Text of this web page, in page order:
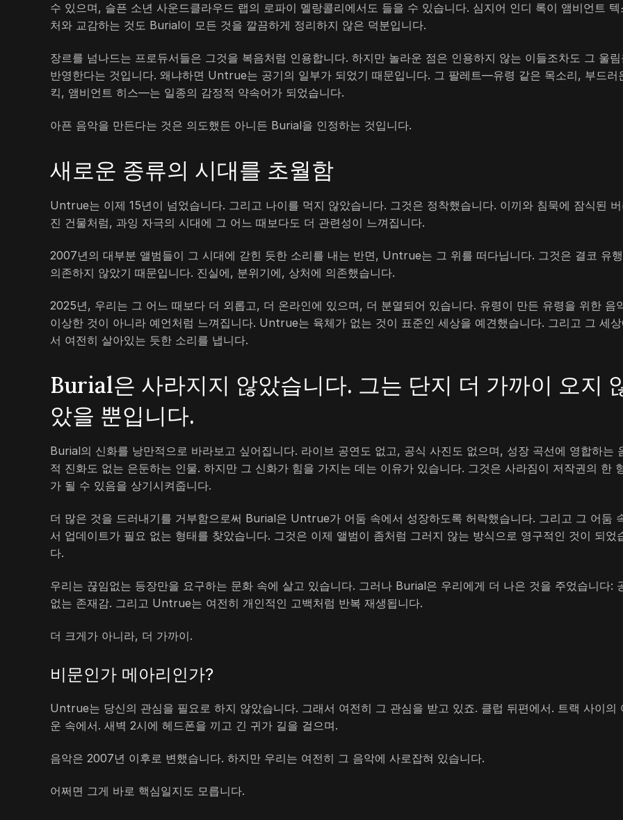
수 있으며, 슬픈 소년 사운드클라우드 랩의 로파이 멜랑콜리에서도 들을 수 있습니다. 심지어 인디 록이 앰비언트 텍
처와 교감하는 것도 Burial이 모든 것을 깔끔하게 정리하지 않은 덕분입니다.
장르를 넘나드는 프로듀서들은 그것을 복음처럼 인용합니다. 하지만 놀라운 점은 인용하지 않는 이들조차도 그 울림
반영한다는 것입니다. 왜냐하면 Untrue는 공기의 일부가 되었기 때문입니다. 그 팔레트—유령 같은 목소리, 부드러
킥, 앰비언트 히스—는 일종의 감정적 약속어가 되었습니다.
아픈 음악을 만든다는 것은 의도했든 아니든 Burial을 인정하는 것입니다.
새로운 종류의 시대를 초월함
Untrue는 이제 15년이 넘었습니다. 그리고 나이를 먹지 않았습니다. 그것은 정착했습니다. 이끼와 침묵에 잠식된 버
진 건물처럼, 과잉 자극의 시대에 그 어느 때보다도 더 관련성이 느껴집니다.
2007년의 대부분 앨범들이 그 시대에 갇힌 듯한 소리를 내는 반면, Untrue는 그 위를 떠다닙니다. 그것은 결코 유
의존하지 않았기 때문입니다. 진실에, 분위기에, 상처에 의존했습니다.
2025년, 우리는 그 어느 때보다 더 외롭고, 더 온라인에 있으며, 더 분열되어 있습니다. 유령이 만든 유령을 위한 음
이상한 것이 아니라 예언처럼 느껴집니다. Untrue는 육체가 없는 것이 표준인 세상을 예견했습니다. 그리고 그 세상
서 여전히 살아있는 듯한 소리를 냅니다.
Burial은 사라지지 않았습니다. 그는 단지 더 가까이 오지
았을 뿐입니다.
Burial의 신화를 낭만적으로 바라보고 싶어집니다. 라이브 공연도 없고, 공식 사진도 없으며, 성장 곡선에 영합하는
적 진화도 없는 은둔하는 인물. 하지만 그 신화가 힘을 가지는 데는 이유가 있습니다. 그것은 사라짐이 저작권의 한
가 될 수 있음을 상기시켜줍니다.
더 많은 것을 드러내기를 거부함으로써 Burial은 Untrue가 어둠 속에서 성장하도록 허락했습니다. 그리고 그 어둠
서 업데이트가 필요 없는 형태를 찾았습니다. 그것은 이제 앨범이 좀처럼 그러지 않는 방식으로 영구적인 것이 되었
다.
우리는 끊임없는 등장만을 요구하는 문화 속에 살고 있습니다. 그러나 Burial은 우리에게 더 나은 것을 주었습니다:
없는 존재감. 그리고 Untrue는 여전히 개인적인 고백처럼 반복 재생됩니다.
더 크게가 아니라, 더 가까이.
비문인가 메아리인가?
Untrue는 당신의 관심을 필요로 하지 않았습니다. 그래서 여전히 그 관심을 받고 있죠. 클럽 뒤편에서. 트랙 사이의
운 속에서. 새벽 2시에 헤드폰을 끼고 긴 귀가 길을 걸으며.
음악은 2007년 이후로 변했습니다. 하지만 우리는 여전히 그 음악에 사로잡혀 있습니다.
어쩌면 그게 바로 핵심일지도 모릅니다.